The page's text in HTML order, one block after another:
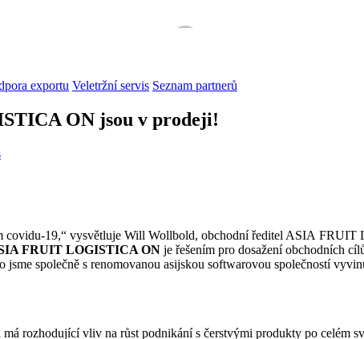
exportu Veletržní servis Seznam partnerů
ON jsou v prodeji!
19,“ vysvětluje Will Wollbold, obchodní ředitel ASIA FRUIT
FRUIT LOGISTICA ON je řešením pro dosažení obchodních
společně s renomovanou asijskou softwarovou společností
má rozhodující vliv na růst podnikání s čerstvými produkty po